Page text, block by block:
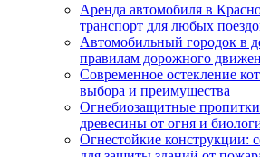
Аренда автомобиля в
транспорт для любых
Автомобильный городок в
правилам дорожного
Современное остекление
выбора и преимущества
Огнебиозащитные
древесины от огня и
Огнестойкие конструкции: